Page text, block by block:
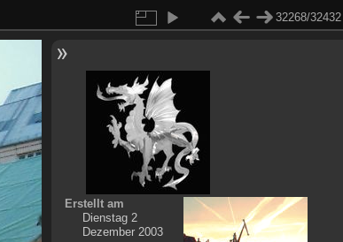
32268/32432
Erstellt am
Dienstag 2
Dezember 2003